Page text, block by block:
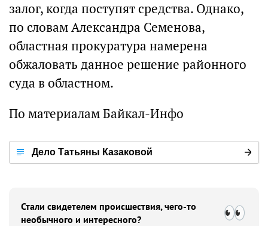
залог, когда поступят средства. Однако,
по словам Александра Семенова,
областная прокуратура намерена
обжаловать данное решение районного
суда в областном.
По материалам Байкал-Инфо
Дело Татьяны Казаковой
Стали свидетелем происшествия, чего-то
необычного и интересного?